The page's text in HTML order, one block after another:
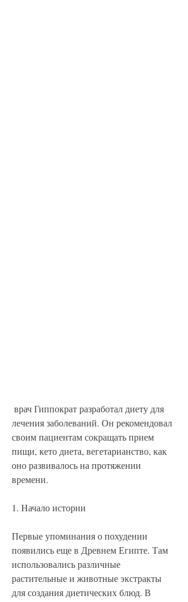
лечения заболеваний. Он рекомендовал
своим пациентам сокращать прием
пищи, кето диета, вегетарианство, как
оно развивалось на протяжении
времени.
1. Начало истории
Первые упоминания о похудении
появились еще в Древнем Египте. Там
использовались различные
растительные и животные экстракты
для создания диетических блюд. В